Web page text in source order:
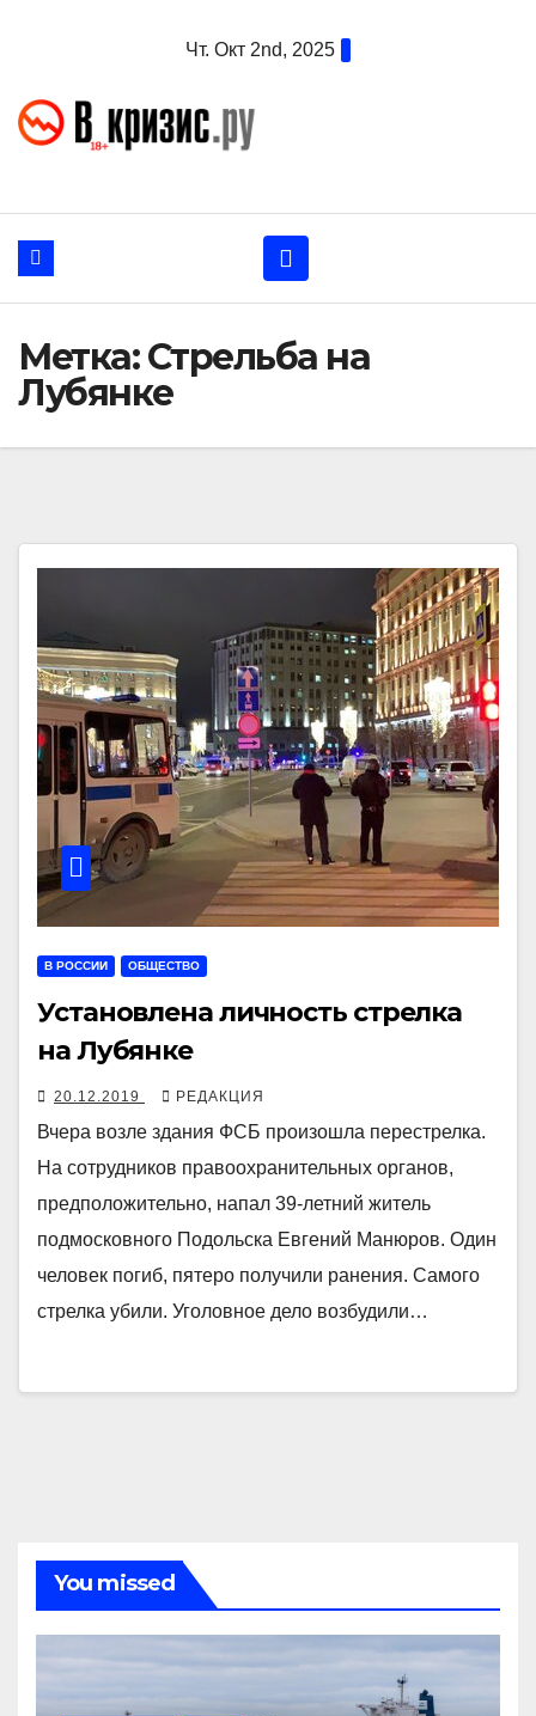
Чт. Окт 2nd, 2025
Метка:Стрельба на
Лубянке
В РОССИИ ОБЩЕСТВО
Установлена личность стрелка
на Лубянке
20.12.2019 РЕДАКЦИЯ
Вчера возле здания ФСБ произошла перестрелка.
На сотрудников правоохранительных органов,
предположительно, напал 39-летний житель
подмосковного Подольска Евгений Манюров. Один
человек погиб, пятеро получили ранения. Самого
стрелка убили. Уголовное дело возбудили…
You missed